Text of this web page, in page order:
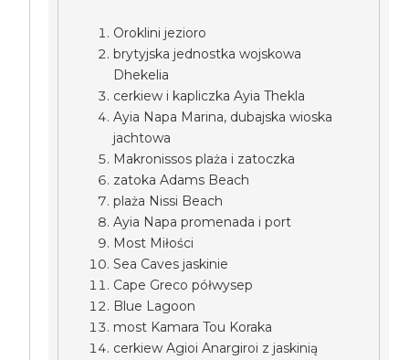
Oroklini jezioro
brytyjska jednostka wojskowa
Dhekelia
cerkiew i kapliczka Ayia Thekla
Ayia Napa Marina, dubajska wioska
jachtowa
Makronissos plaża i zatoczka
zatoka Adams Beach
plaża Nissi Beach
Ayia Napa promenada i port
Most Miłości
Sea Caves jaskinie
Cape Greco półwysep
Blue Lagoon
most Kamara Tou Koraka
cerkiew Agioi Anargiroi z jaskinią